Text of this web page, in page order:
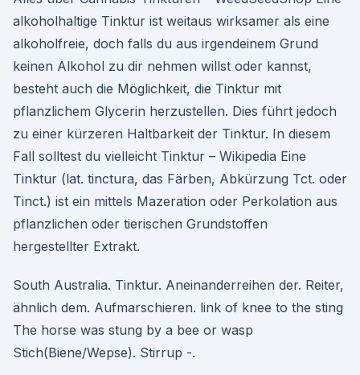
alkoholhaltige Tinktur ist weitaus wirksamer als eine
alkoholfreie, doch falls du aus irgendeinem Grund
keinen Alkohol zu dir nehmen willst oder kannst,
besteht auch die Möglichkeit, die Tinktur mit
pflanzlichem Glycerin herzustellen. Dies führt jedoch
zu einer kürzeren Haltbarkeit der Tinktur. In diesem
Fall solltest du vielleicht Tinktur – Wikipedia Eine
Tinktur (lat. tinctura, das Färben, Abkürzung Tct. oder
Tinct.) ist ein mittels Mazeration oder Perkolation aus
pflanzlichen oder tierischen Grundstoffen
hergestellter Extrakt.
South Australia. Tinktur. Aneinanderreihen der. Reiter,
ähnlich dem. Aufmarschieren. link of knee to the sting
The horse was stung by a bee or wasp
Stich(Biene/Wepse). Stirrup -.